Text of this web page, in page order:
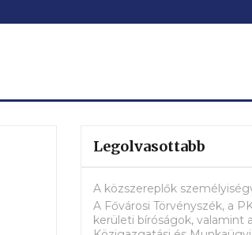
Legolvasottabb
A közszereplők
A Fővárosi Törvényszék, a
kerületi bíróságok, valamint